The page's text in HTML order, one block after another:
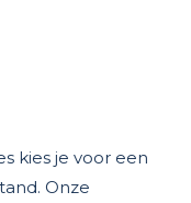
kies je voor een
Onze